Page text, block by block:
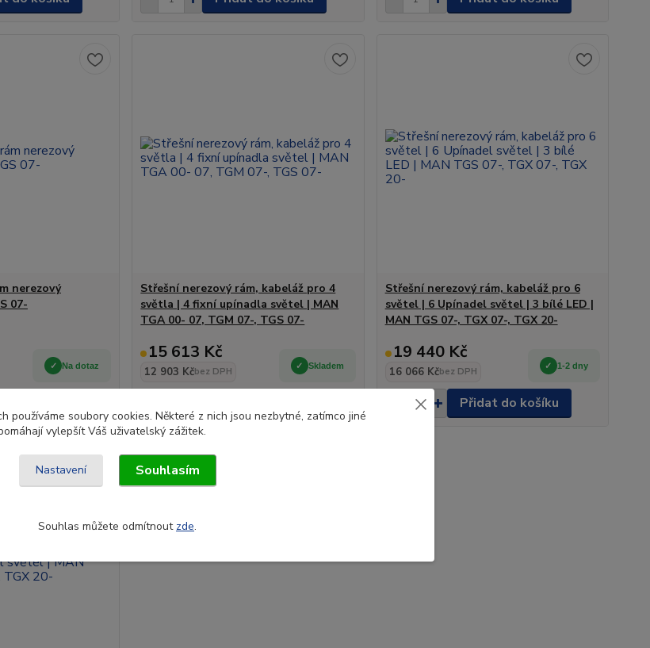
nerezový
07-
Na dotaz
Střešní nerezový rám, kabeláž pro 4
světla | 4 fixní upínadla světel | MAN
TGA 00- 07, TGM 07-, TGS 07-
15 613 Kč
12 903 Kčbez DPH
Skladem
Střešní nerezový rám, kabeláž pro 6
světel | 6 Upínadel světel | 3 bílé LED |
MAN TGS 07-, TGX 07-, TGX 20-
19 440 Kč
16 066 Kčbez DPH
1-2 dny
Přidat do košíku
používáme soubory cookies. Některé z nich jsou nezbytné, zatímco jiné
vylepšít Váš uživatelský zážitek.
Nastavení Souhlasím
Souhlas můžete odmítnout zde.